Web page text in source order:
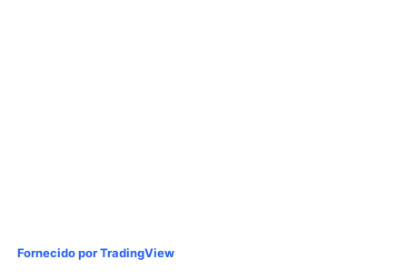
Fornecido por TradingView